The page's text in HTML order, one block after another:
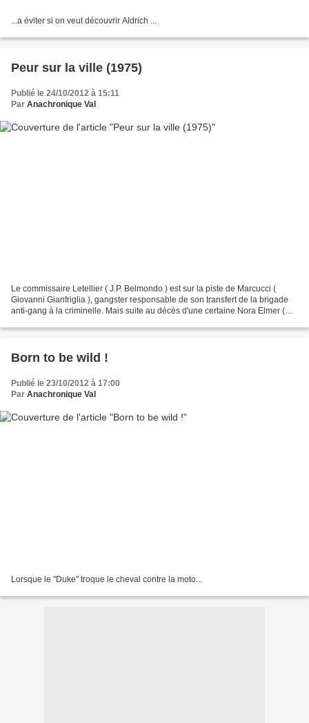
...a éviter si on veut découvrir Aldrich ...
Peur sur la ville (1975)
Publié le 24/10/2012 à 15:11
Par Anachronique Val
Le commissaire Letellier ( J.P. Belmondo ) est sur la piste de Marcucci (
Giovanni Gianfriglia ), gangster responsable de son transfert de la brigade
anti-gang à la criminelle. Mais suite au décès d'une certaine Nora Elmer (
Born to be wild !
Publié le 23/10/2012 à 17:00
Par Anachronique Val
Lorsque le "Duke" troque le cheval contre la moto...